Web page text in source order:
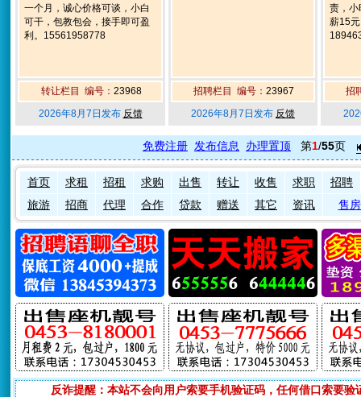
一个月，诚心价格可谈，小白
可干，包教包会，接手即可盈
利。15561958778
转让栏目 编号： 23968
2026年8月7日发布 反馈
招聘栏目 编号： 23967
2026年8月7日发布 反馈
责，小
薪15
招
免费注册 发布信息 办理置顶 第1/55页
首页 求租 招租 求购 出售 转让 收售 求职
招聘
旅游
招商 代理 合作 贷款 赠送 其它 资讯 售
反诈提醒：本站不会向用户索要手机验证码，任何借口索要